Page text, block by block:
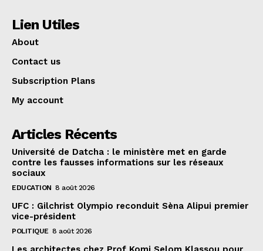
Lien Utiles
About
Contact us
Subscription Plans
My account
Articles Récents
Université de Datcha : le ministère met en garde
contre les fausses informations sur les réseaux
sociaux
EDUCATION 8 août 2026
UFC : Gilchrist Olympio reconduit Sèna Alipui premier
vice-président
POLITIQUE 8 août 2026